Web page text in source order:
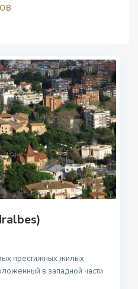
престижных жилых
в западной части